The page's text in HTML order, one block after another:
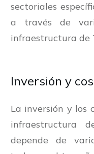
sectoriales
a través de
infraestructura de
Inversión y
La inversión y los
infraestructura
depende de